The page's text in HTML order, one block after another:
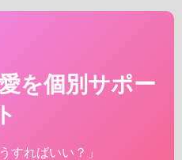
を個別サポー
ト
すればいい？」